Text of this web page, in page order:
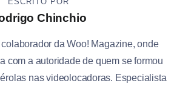
Chinchio
da Woo! Magazine, onde
com a autoridade de quem se formou
nas videolocadoras. Especialista